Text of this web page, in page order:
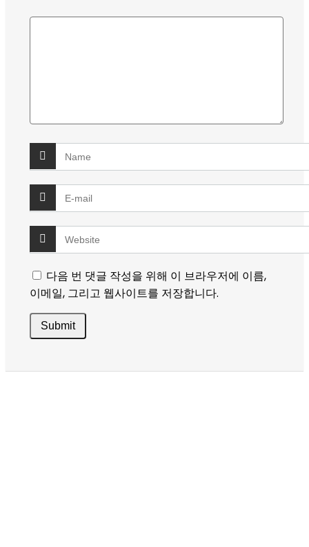
다음 번 댓글 작성을 위해 이 브라우저에 이름,
이메일, 그리고 웹사이트를 저장합니다.